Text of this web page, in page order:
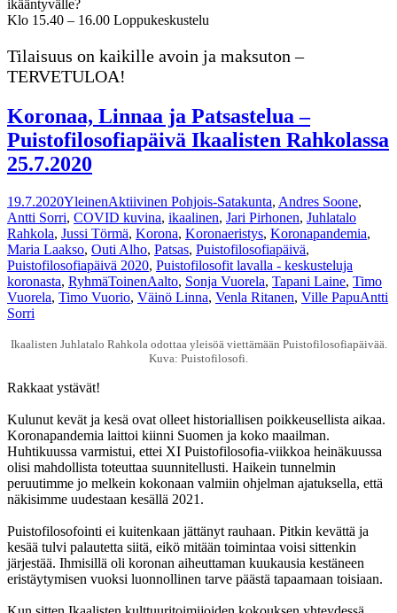
ikääntyvälle?
Klo 15.40 – 16.00 Loppukeskustelu
Tilaisuus on kaikille avoin ja maksuton –
TERVETULOA!
Koronaa, Linnaa ja Patsastelua –
Puistofilosofiapäivä Ikaalisten Rahkolassa
25.7.2020
19.7.2020YleinenAktiivinen Pohjois-Satakunta, Andres Soone,
Antti Sorri, COVID kuvina, ikaalinen, Jari Pirhonen, Juhlatalo
Rahkola, Jussi Törmä, Korona, Koronaeristys, Koronapandemia,
Maria Laakso, Outi Alho, Patsas, Puistofilosofiapäivä,
Puistofilosofiapäivä 2020, Puistofilosofit lavalla - keskusteluja
koronasta, RyhmäToinenAalto, Sonja Vuorela, Tapani Laine, Timo
Vuorela, Timo Vuorio, Väinö Linna, Venla Ritanen, Ville PapuAntti
Sorri
Ikaalisten Juhlatalo Rahkola odottaa yleisöä viettämään Puistofilosofiapäivää.
Kuva: Puistofilosofi.
Rakkaat ystävät!
Kulunut kevät ja kesä ovat olleet historiallisen poikkeusellista aikaa.
Koronapandemia laittoi kiinni Suomen ja koko maailman.
Huhtikuussa varmistui, ettei XI Puistofilosofia-viikkoa heinäkuussa
olisi mahdollista toteuttaa suunnitellusti. Haikein tunnelmin
peruutimme jo melkein kokonaan valmiin ohjelman ajatuksella, että
näkisimme uudestaan kesällä 2021.
Puistofilosofointi ei kuitenkaan jättänyt rauhaan. Pitkin kevättä ja
kesää tulvi palautetta siitä, eikö mitään toimintaa voisi sittenkin
järjestää. Ihmisillä oli koronan aiheuttaman kuukausia kestäneen
eristäytymisen vuoksi luonnollinen tarve päästä tapaamaan toisiaan.